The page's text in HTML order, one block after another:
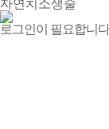
자연치소생술
로그인이 필요합니